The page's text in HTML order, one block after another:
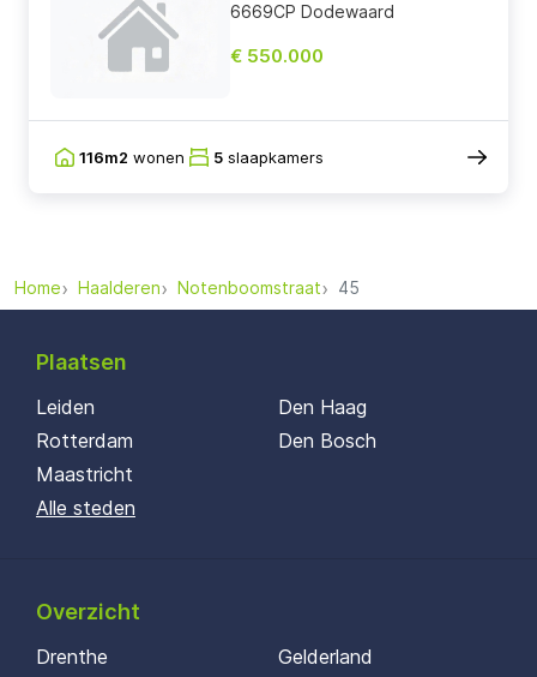
6669CP Dodewaard
€ 550.000
116m2 wonen 5 slaapkamers
Home Haalderen Notenboomstraat 45
Plaatsen
Leiden
Rotterdam
Maastricht
Den Haag
Den Bosch
Alle steden
Overzicht
Drenthe
Gelderland